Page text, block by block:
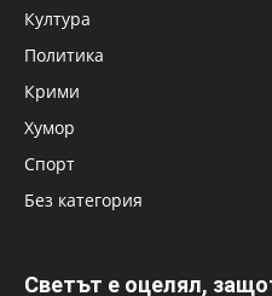
Култура
Политика
Крими
Хумор
Спорт
Без категория
Светът е оцелял,